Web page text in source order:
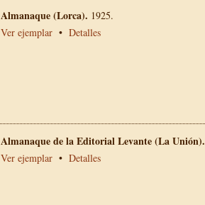
Almanaque (Lorca). 1925.
Ver ejemplar • Detalles
Almanaque de la Editorial Levante (La Unión).
Ver ejemplar • Detalles